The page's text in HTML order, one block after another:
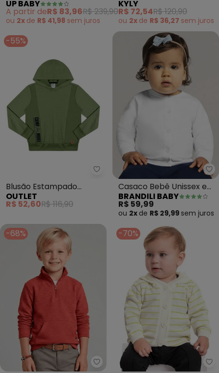
(Verde)
UP BABY
A partir deR$ 83,96R$ 239,90
ou 2x de R$ 41,98 sem juros
Lettering (Verde)
KYLY
R$ 72,54R$ 120,90
ou 2x de R$ 36,27 sem juros
-55%
Outlet - Blusão Estampado
Blusão Estampado
Acampe Menino (Verde)
OUTLET
R$ 52,60R$ 116,90
Casaco Bebê Unissex em
Cotton (Branco)
BRANDILI BABY
R$ 59,99
ou 2x de R$ 29,99 sem juros
-68%
Trick Nick - Blusão Infantil
-70%